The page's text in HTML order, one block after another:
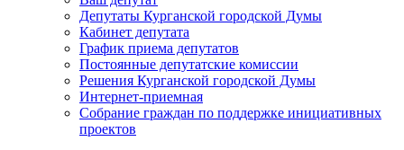
Депутаты Курганской городской Думы
Кабинет депутата
График приема депутатов
Постоянные депутатские комиссии
Решения Курганской городской Думы
Интернет-приемная
Собрание граждан по поддержке инициативных
проектов